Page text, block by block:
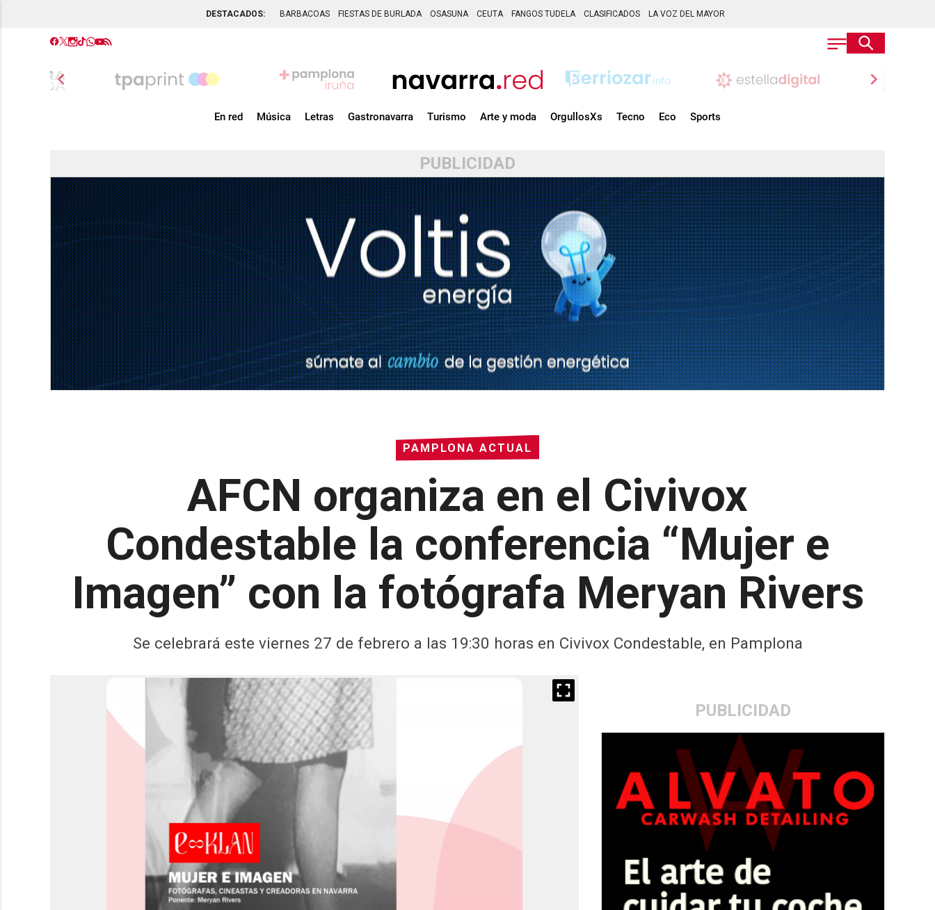
DESTACADOS: BARBACOAS FIESTAS DE BURLADA OSASUNA CEUTA FANGOS TUDELA CLASIFICADOS LA VOZ DEL MAYOR
chevron_left chevron_right
En red Música Letras Gastronavarra Turismo Arte y moda OrgullosXs Tecno Eco Sports
PUBLICIDAD
PAMPLONA ACTUAL
AFCN organiza en el Civivox
Condestable la conferencia “Mujer e
Imagen” con la fotógrafa Meryan Rivers
Se celebrará este viernes 27 de febrero a las 19:30 horas en Civivox Condestable, en Pamplona
PUBLICIDAD